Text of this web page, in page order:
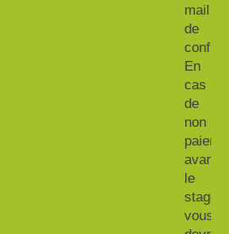
mail
de
En
cas
de
non
avant
le
stage,
vous